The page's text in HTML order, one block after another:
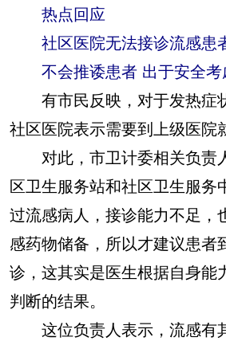
热点回应
社区医院无法接诊流感患
不会推诿患者 出于安全考
有市民反映，对于发热症
社区医院表示需要到上级医院
对此，市卫计委相关负责
区卫生服务站和社区卫生服务
过流感病人，接诊能力不足，
感药物储备，所以才建议患者
诊，这其实是医生根据自身能
判断的结果。
这位负责人表示，流感有